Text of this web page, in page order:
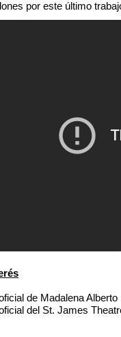
por este último
de Madalena Alberto
del St. James